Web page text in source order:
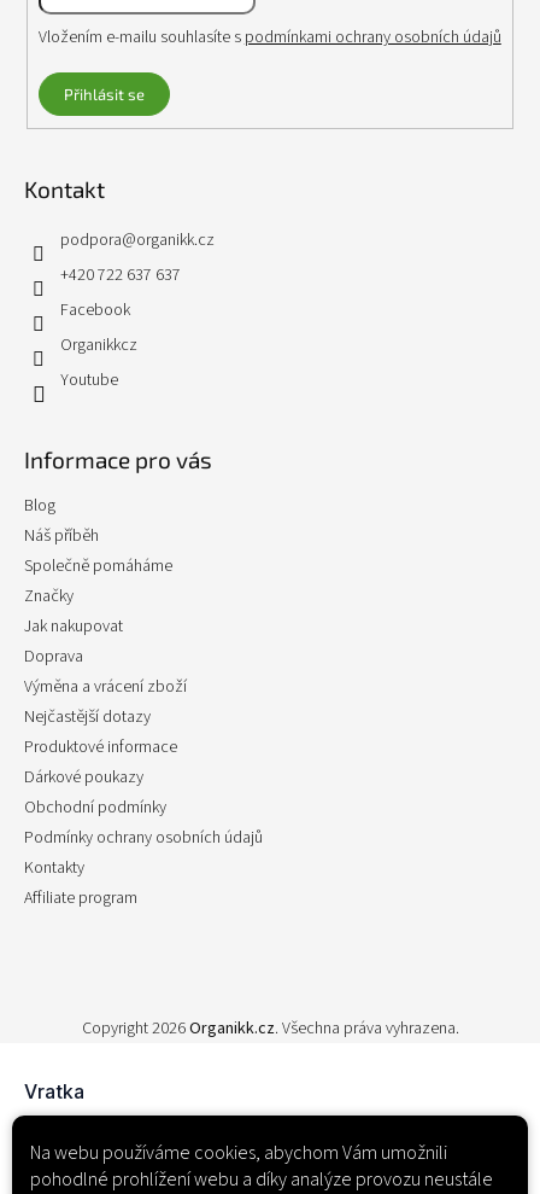
Na webu používáme cookies, abychom Vám umožnili
pohodlné prohlížení webu a díky analýze provozu neustále
Vložením e-mailu souhlasíte s podmínkami ochrany osobních údajů
Přihlásit se
Kontakt
podpora@organikk.cz
+420 722 637 637
Facebook
Organikkcz
Youtube
Informace pro vás
Blog
Náš příběh
Společně pomáháme
Značky
Jak nakupovat
Doprava
Výměna a vrácení zboží
Nejčastější dotazy
Produktové informace
Dárkové poukazy
Obchodní podmínky
Podmínky ochrany osobních údajů
Kontakty
Affiliate program
Copyright 2026Organikk.cz. Všechna práva vyhrazena.